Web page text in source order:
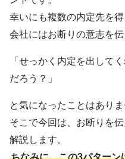
幸いにも複数の内定先を
会社にはお断りの意志を
「せっかく内定を出して
だろう？」
と気になったことはありま
そこで今回は、お断りを
解説します。